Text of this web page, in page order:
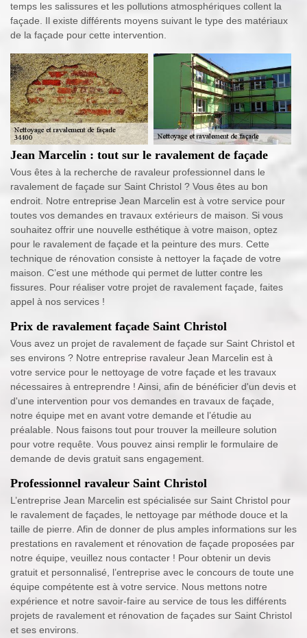
temps les salissures et les pollutions atmosphériques collent la
façade. Il existe différents moyens suivant le type des matériaux
de la façade pour cette intervention.
Jean Marcelin : tout sur le ravalement de façade
Vous êtes à la recherche de ravaleur professionnel dans le
ravalement de façade sur Saint Christol ? Vous êtes au bon
endroit. Notre entreprise Jean Marcelin est à votre service pour
toutes vos demandes en travaux extérieurs de maison. Si vous
souhaitez offrir une nouvelle esthétique à votre maison, optez
pour le ravalement de façade et la peinture des murs. Cette
technique de rénovation consiste à nettoyer la façade de votre
maison. C’est une méthode qui permet de lutter contre les
fissures. Pour réaliser votre projet de ravalement façade, faites
appel à nos services !
Prix de ravalement façade Saint Christol
Vous avez un projet de ravalement de façade sur Saint Christol et
ses environs ? Notre entreprise ravaleur Jean Marcelin est à
votre service pour le nettoyage de votre façade et les travaux
nécessaires à entreprendre ! Ainsi, afin de bénéficier d'un devis et
d'une intervention pour vos demandes en travaux de façade,
notre équipe met en avant votre demande et l’étudie au
préalable. Nous faisons tout pour trouver la meilleure solution
pour votre requête. Vous pouvez ainsi remplir le formulaire de
demande de devis gratuit sans engagement.
Professionnel ravaleur Saint Christol
L’entreprise Jean Marcelin est spécialisée sur Saint Christol pour
le ravalement de façades, le nettoyage par méthode douce et la
taille de pierre. Afin de donner de plus amples informations sur les
prestations en ravalement et rénovation de façade proposées par
notre équipe, veuillez nous contacter ! Pour obtenir un devis
gratuit et personnalisé, l’entreprise avec le concours de toute une
équipe compétente est à votre service. Nous mettons notre
expérience et notre savoir-faire au service de tous les différents
projets de ravalement et rénovation de façades sur Saint Christol
et ses environs.